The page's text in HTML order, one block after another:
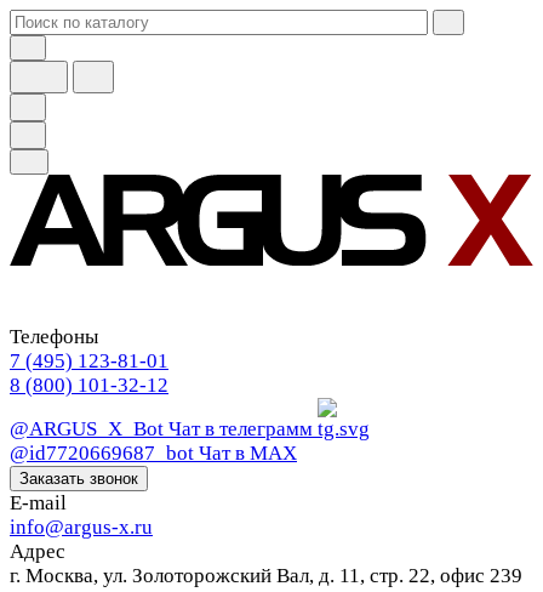
Телефоны
7 (495) 123-81-01
8 (800) 101-32-12
@ARGUS_X_Bot Чат в телеграмм
@id7720669687_bot Чат в МАХ
Заказать звонок
E-mail
info@argus-x.ru
Адрес
г. Москва, ул. Золоторожский Вал, д. 11, стр. 22, офис 239